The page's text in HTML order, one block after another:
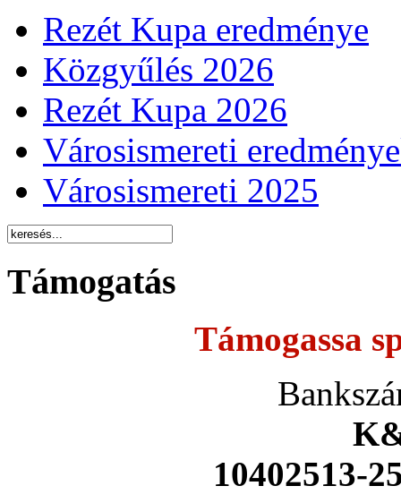
Rezét Kupa eredménye
Közgyűlés 2026
Rezét Kupa 2026
Városismereti
Városismereti 2025
Támogatás
Támogassa
10402513-